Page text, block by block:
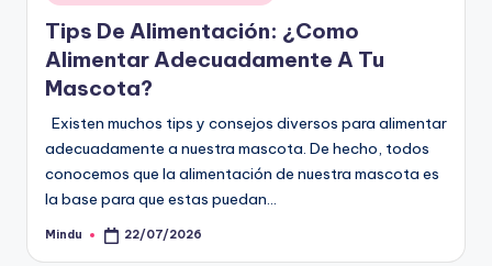
en
Tips De Alimentación: ¿Como
Alimentar Adecuadamente A Tu
Mascota?
Existen muchos tips y consejos diversos para alimentar
adecuadamente a nuestra mascota. De hecho, todos
conocemos que la alimentación de nuestra mascota es
la base para que estas puedan…
Publicado
Mindu 22/07/2026